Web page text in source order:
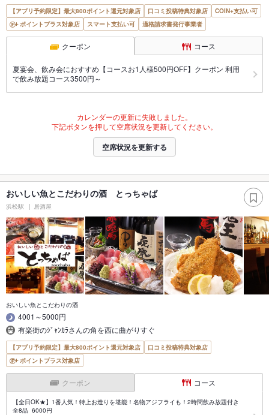
【アプリ予約限定】最大800ポイント還元対象店 口コミ投稿特典対象店
COIN+支払い可
ポイントプラス対象店
スマート支払い可 適格請求書発行事業者
クーポン コース
夏宴会、飲み会におすすめ【コースお1人様500円OFF】クーポン 利用
で飲み放題コース3500円～
カレンダーの更新に失敗しました。
下記ボタンを押して空席状況を更新してください。
空席状況を更新する
おいしい魚とこだわりの酒 とっちゃば
浜松駅 居酒屋
おいしい魚とこだわりの酒
4001～5000円
有楽街のｼﾞｬﾝｶﾗさんの角を西に曲がりすぐ
【アプリ予約限定】最大800ポイント還元対象店
口コミ投稿特典対象店
ポイントプラス対象店
クーポン コース
【全日OK★】1番人気！特上お造りを堪能！名物アジフライも！2時間飲み放題付き
全8品 6000円